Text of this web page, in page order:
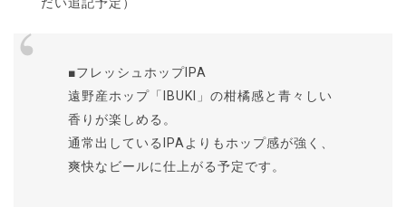
■フレッシュホップIPA
遠野産ホップ「IBUKI」の柑橘感と青々しい
香りが楽しめる。
通常出しているIPAよりもホップ感が強く、
爽快なビールに仕上がる予定です。